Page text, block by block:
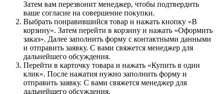
Затем вам перезвонит менеджер, чтобы подтвердить
ваше согласие на совершение покупки.
Выбрать понравившийся товар и нажать кнопку «В
корзину». Затем перейти в корзину и нажать «Оформить
заказ». Далее заполнить форму с контактными данными
и отправить заявку. С вами свяжется менеджер для
дальнейшего обсуждения.
Перейти в карточку товара и нажать «Купить в один
клик». После нажатия нужно заполнить форму и
отправить заявку. С вами свяжется менеджер для
дальнейшего обсуждения.